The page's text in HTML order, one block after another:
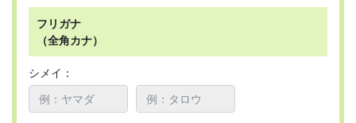
フリガナ
（全角カナ）
シメイ：